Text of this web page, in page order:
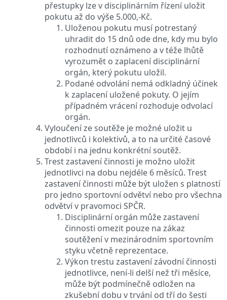
přestupky lze v disciplinárním řízení uložit
pokutu až do výše 5.000,-Kč.
Uloženou pokutu musí potrestaný
uhradit do 15 dnů ode dne, kdy mu bylo
rozhodnutí oznámeno a v téže lhůtě
vyrozumět o zaplacení disciplinární
orgán, který pokutu uložil.
Podané odvolání nemá odkladný účinek
k zaplacení uložené pokuty. O jejím
případném vrácení rozhoduje odvolací
orgán.
Vyloučení ze soutěže je možné uložit u
jednotlivců i kolektivů, a to na určité časové
období i na jednu konkrétní soutěž.
Trest zastavení činnosti je možno uložit
jednotlivci na dobu nejdéle 6 měsíců. Trest
zastavení činnosti může být uložen s platností
pro jedno sportovní odvětví nebo pro všechna
odvětví v pravomoci SPČR.
Disciplinární orgán může zastavení
činnosti omezit pouze na zákaz
soutěžení v mezinárodním sportovním
styku včetně reprezentace.
Výkon trestu zastavení závodní činnosti
jednotlivce, není-li delší než tři měsíce,
může být podmínečně odložen na
zkušební dobu v trvání od tří do šesti